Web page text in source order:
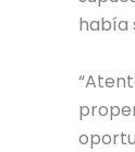
había